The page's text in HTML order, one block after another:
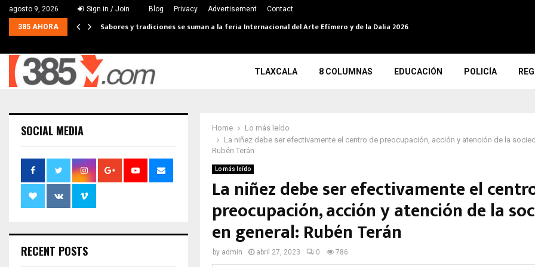
agosto 9, 2026 Sign in / Join Blog Privacy Advertisement Contact
385 AHORA Sabores y tradiciones se suman a la feria Internacional del Arte Efímero y de la Dalia 2026
TLAXCALA 8 COLUMNAS EDUCACIÓN POLICÍA
Home
Lo más leído
La niñez debe ser efectivamente el centro de preocupación, acción y atención de la
Rubén Terán
Lo más leído
La niñez debe ser efectivamente el
preocupación, acción y atención de la
en general: Rubén Terán
by admin abril 27, 2023 0 786
SOCIAL MEDIA
RECENT POSTS